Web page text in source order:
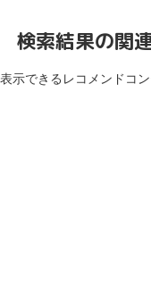
検索結果の関
表示できるレコメンドコ